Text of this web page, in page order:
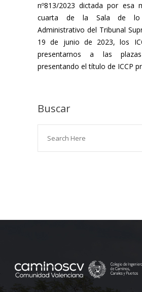
nº813/2023 dictada por esa
cuarta de la Sala de lo
Administrativo del Tribunal
19 de junio de 2023, los
presentarnos a las
presentando el título de ICCP
Buscar